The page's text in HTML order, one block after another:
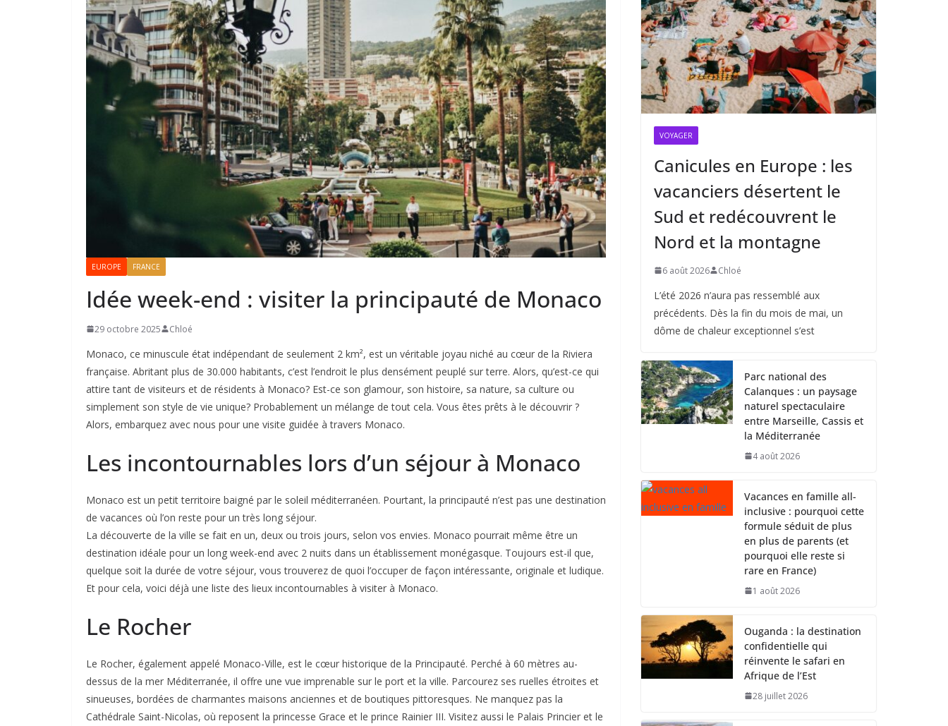
EUROPE FRANCE
Idée week-end : visiter la principauté de Monaco
29 octobre 2025 Chloé
Monaco, ce minuscule état indépendant de seulement 2 km², est un véritable joyau niché au cœur de la Riviera
française. Abritant plus de 30.000 habitants, c’est l’endroit le plus densément peuplé sur terre. Alors, qu’est-ce qui
attire tant de visiteurs et de résidents à Monaco? Est-ce son glamour, son histoire, sa nature, sa culture ou
simplement son style de vie unique? Probablement un mélange de tout cela. Vous êtes prêts à le découvrir ?
Alors, embarquez avec nous pour une visite guidée à travers Monaco.
Les incontournables lors d’un séjour à Monaco
Monaco est un petit territoire baigné par le soleil méditerranéen. Pourtant, la principauté n’est pas une destination
de vacances où l’on reste pour un très long séjour.
La découverte de la ville se fait en un, deux ou trois jours, selon vos envies. Monaco pourrait même être un
destination idéale pour un long week-end avec 2 nuits dans un établissement monégasque. Toujours est-il que,
quelque soit la durée de votre séjour, vous trouverez de quoi l’occuper de façon intéressante, originale et ludique.
Et pour cela, voici déjà une liste des lieux incontournables à visiter à Monaco.
Le Rocher
Le Rocher, également appelé Monaco-Ville, est le cœur historique de la Principauté. Perché à 60 mètres au-
dessus de la mer Méditerranée, il offre une vue imprenable sur le port et la ville. Parcourez ses ruelles étroites et
sinueuses, bordées de charmantes maisons anciennes et de boutiques pittoresques. Ne manquez pas la
Cathédrale Saint-Nicolas, où reposent la princesse Grace et le prince Rainier III. Visitez aussi le Palais Princier et le
VOYAGER
Canicules en Europe : les
vacanciers désertent le
Sud et redécouvrent le
Nord et la montagne
6 août 2026 Chloé
L’été 2026 n’aura pas ressemblé aux
précédents. Dès la fin du mois de mai, un
dôme de chaleur exceptionnel s’est
Parc national des
Calanques : un paysage
naturel spectaculaire
entre Marseille, Cassis et
la Méditerranée
4 août 2026
Vacances en famille all-
inclusive : pourquoi cette
formule séduit de plus
en plus de parents (et
pourquoi elle reste si
rare en France)
1 août 2026
Ouganda : la destination
confidentielle qui
réinvente le safari en
Afrique de l’Est
28 juillet 2026